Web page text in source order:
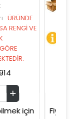
Koli İçi Adet :
Önemli Uyarı
ASORTİ
MODELİ STOK
Fiyatları